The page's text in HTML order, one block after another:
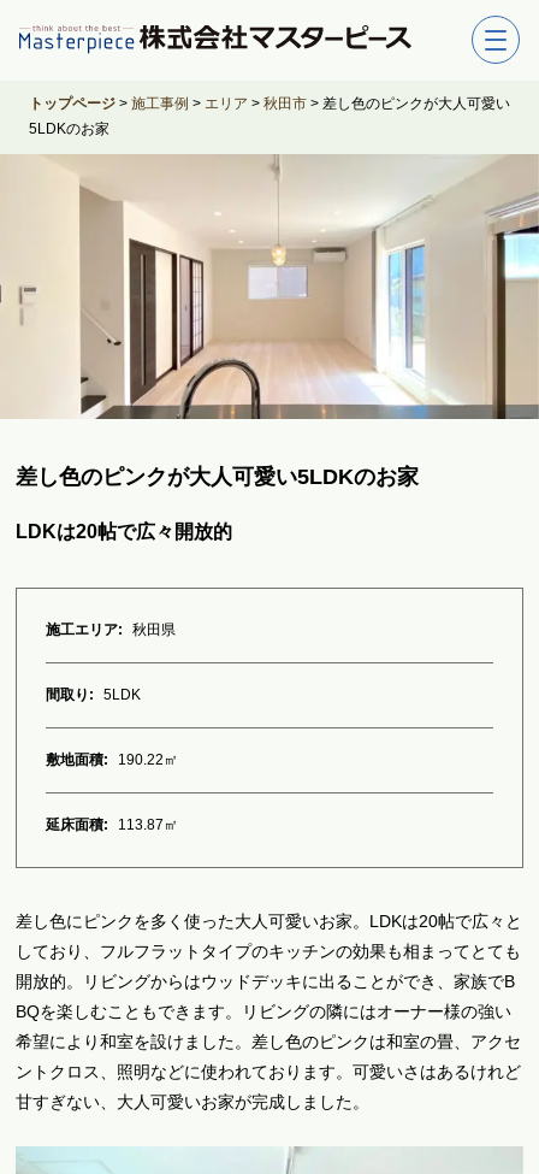
トップページ > 施工事例 > エリア > 秋田市 > 差し色のピンクが大人可愛い
5LDKのお家
差し色のピンクが大人可愛い5LDKのお家
LDKは20帖で広々開放的
施工エリア: 秋田県
間取り: 5LDK
敷地面積: 190.22㎡
延床面積: 113.87㎡
差し色にピンクを多く使った大人可愛いお家。LDKは20帖で広々と
しており、フルフラットタイプのキッチンの効果も相まってとても
開放的。リビングからはウッドデッキに出ることができ、家族でB
BQを楽しむこともできます。リビングの隣にはオーナー様の強い
希望により和室を設けました。差し色のピンクは和室の畳、アクセ
ントクロス、照明などに使われております。可愛いさはあるけれど
甘すぎない、大人可愛いお家が完成しました。